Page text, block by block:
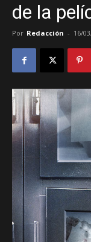
de la
Por Redacción - 16/